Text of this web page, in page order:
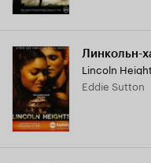
Линкольн-
Lincoln
Eddie Sutton